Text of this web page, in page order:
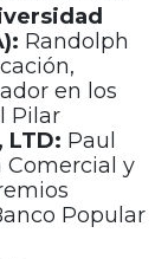
Randolph
en los
Pilar
LTD: Paul
Comercial y
Popular